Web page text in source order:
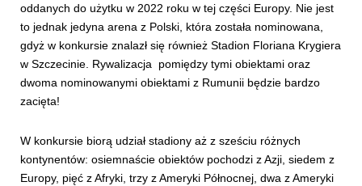
oddanych do użytku w 2022 roku w tej części Europy. Nie jest
to jednak jedyna arena z Polski, która została nominowana,
gdyż w konkursie znalazł się również Stadion Floriana Krygiera
w Szczecinie. Rywalizacja pomiędzy tymi obiektami oraz
dwoma nominowanymi obiektami z Rumunii będzie bardzo
zacięta!
W konkursie biorą udział stadiony aż z sześciu różnych
kontynentów: osiemnaście obiektów pochodzi z Azji, siedem z
Europy, pięć z Afryki, trzy z Ameryki Północnej, dwa z Ameryki